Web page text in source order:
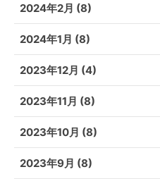
2024年2月 (8)
2024年1月 (8)
2023年12月 (4)
2023年11月 (8)
2023年10月 (8)
2023年9月 (8)